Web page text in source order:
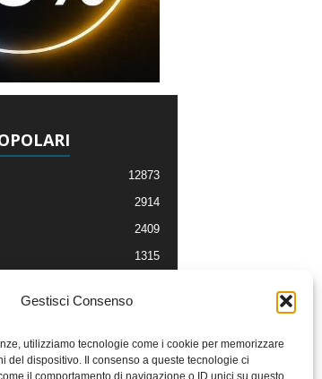
Gestisci Consenso
utilizziamo tecnologie come i cookie per memorizzare
del dispositivo. Il consenso a queste tecnologie ci
il comportamento di navigazione o ID unici su questo
12873
2914
2409
1315